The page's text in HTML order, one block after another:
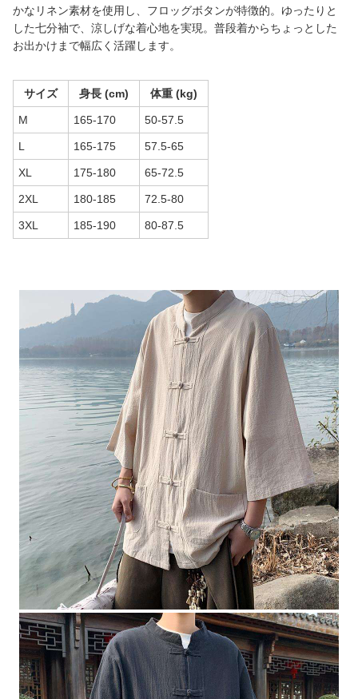
かなリネン素材を使用し、フロッグボタンが特徴的。ゆったりと
した七分袖で、涼しげな着心地を実現。普段着からちょっとした
お出かけまで幅広く活躍します。
サイズ 身長 (cm) 体重 (kg)
M 165-170 50-57.5
L 165-175 57.5-65
XL 175-180 65-72.5
2XL 180-185 72.5-80
3XL 185-190 80-87.5